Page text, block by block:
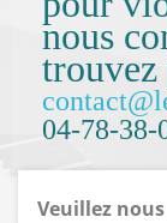
nous
trouvez
04-78-38-
Veuillez